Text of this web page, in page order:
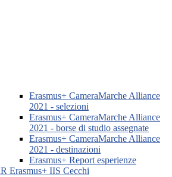
Erasmus+ CameraMarche Alliance
2021 - selezioni
Erasmus+ CameraMarche Alliance
2021 - borse di studio assegnate
Erasmus+ CameraMarche Alliance
2021 - destinazioni
Erasmus+ Report esperienze
Erasmus+ IIS Cecchi